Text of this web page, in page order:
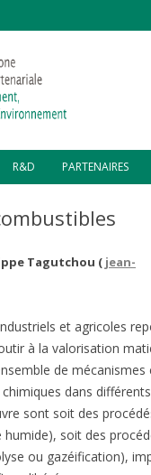
– CITÉ SOLEIL,
MULTI-PROJETS –
ET GRANDE
PAR
– CAP HAÏTIEN,
RE-SOURCES,
DU 1% DÉCHETS –
R&D
TOILETTES SÈCHES
FABRICATION BÛCHETTES
COMBUSTIBLES
FABRICATION PAVÉS
PARTENAIRES
Tagutchou ( jean-
et agricoles
à la valorisation
de
dans
sont soit des
soit des
ou gazéification),